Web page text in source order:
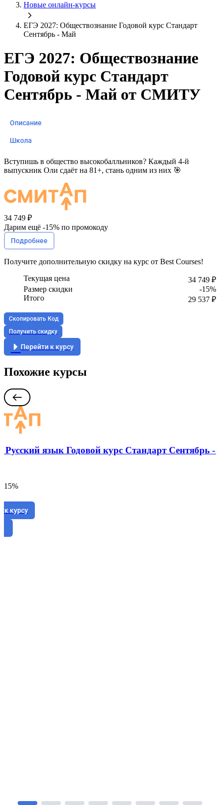
Новые онлайн‑курсы
ЕГЭ 2027: Обществознание Годовой курс Стандарт
Сентябрь - Май
ЕГЭ 2027: Обществознание
Годовой курс Стандарт
Сентябрь - Май от СМИТУ
Описание
Школа
Вступишь в общество высокобалльников? Каждый 4-й
выпускник Оли сдаёт на 81+, стань одним из них 🎯
34 749 ₽
Дарим ещё -15% по промокоду
Подробнее
Получите дополнительную скидку на курс от Best Courses!
Текущая цена
34 749 ₽
Размер скидки
-15%
Итого
29 537 ₽
Скопировать Код
Получить скидку
Перейти к курсу
Похожие курсы
язык Годовой курс Стандарт Сентябрь -
15%
к курсу